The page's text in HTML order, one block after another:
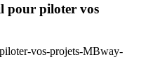
pour piloter vos